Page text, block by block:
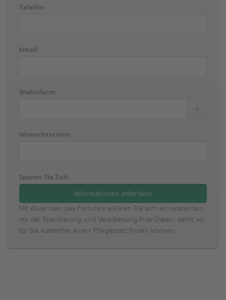
Telefon
Email
Wohnform:
Wunschtermin:
Sparen Sie Zeit:
Mit Absenden des Fomulars erklären Sie sich einverstanden
mit der Speicherung und Verarbeitung Ihrer Daten, damit wir
für Sie kostenfrei einen Pflegeplatz finden können.